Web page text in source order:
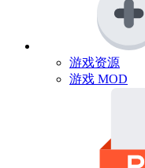
游戏资源
游戏 MOD